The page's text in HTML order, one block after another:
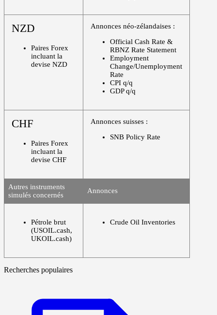
NZD
Paires Forex
incluant la
devise NZD
Annonces néo-zélandaises :
Official Cash Rate &
RBNZ Rate Statement
Employment
Change/Unemployment
Rate
CPI q/q
GDP q/q
CHF
Paires Forex
incluant la
devise CHF
Annonces suisses :
SNB Policy Rate
Autres instruments
simulés concernés
Annonces
Pétrole brut
(USOIL.cash,
UKOIL.cash)
Crude Oil Inventories
Recherches populaires